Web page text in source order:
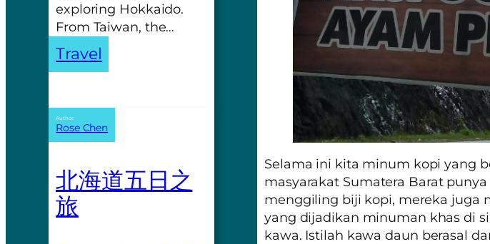
exploring Hokkaido.
From Taiwan, the…
Travel
Author:
Rose Chen
北海道五日之
旅
Selama ini kita minum kopi yang
masyarakat Sumatera Barat
menggiling biji kopi, mereka juga
yang dijadikan minuman khas di
kawa. Istilah kawa daun berasal